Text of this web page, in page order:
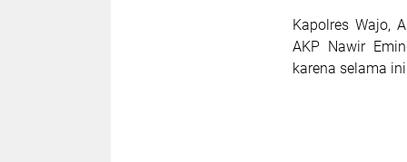
Kapolres Wajo,
AKP Nawir
karena selama